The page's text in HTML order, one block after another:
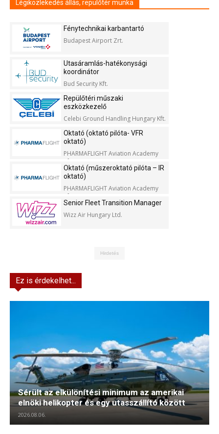
Légiközlekedés állás, repülőtér munka
Fénytechnikai karbantartó
Budapest Airport Zrt.
Utasáramlás-hatékonysági
koordinátor
Bud Security Kft.
Repülőtéri műszaki
eszközkezelő
Celebi Ground Handling Hungary Kft.
Oktató (oktató pilóta- VFR
oktató)
PHARMAFLIGHT Aviation Academy
Kft.
Oktató (műszeroktató pilóta – IR
oktató)
PHARMAFLIGHT Aviation Academy
Kft.
Senior Fleet Transition Manager
Wizz Air Hungary Ltd.
Hirdetés
Ez is érdekelhet...
Sérült az elkülönítési minimum az amerikai
elnöki helikopter és egy utasszállító között
2026.08.06.